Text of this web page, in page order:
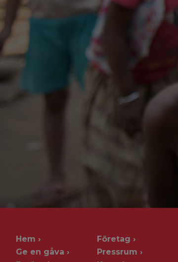
Hem
Ge en gåva
Företag
Pressrum